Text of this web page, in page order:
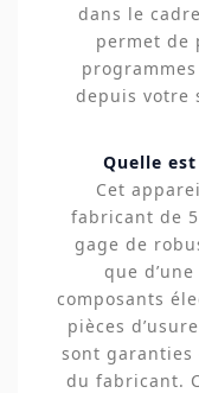
dans le
permet de
depuis votre
Quelle
Cet
fabricant de
gage de
que
composants
pièces
sont garanties
du fabricant.